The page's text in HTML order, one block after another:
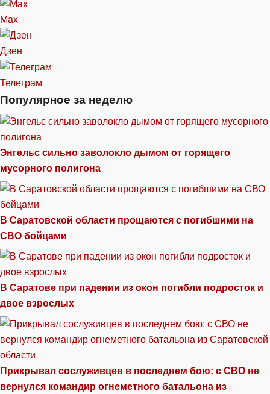
Max
Дзен
Телеграм
Популярное за неделю
Энгельс сильно заволокло дымом от горящего
мусорного полигона
В Саратовской области прощаются с погибшими на
СВО бойцами
В Саратове при падении из окон погибли подросток и
двое взрослых
Прикрывал сослуживцев в последнем бою: с СВО не
вернулся командир огнеметного батальона из